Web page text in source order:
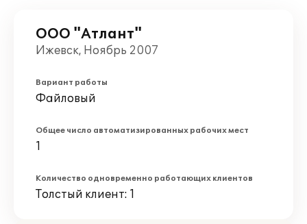
ООО "Атлант"
Ижевск, Ноябрь 2007
Вариант работы
Файловый
Общее число автоматизированных рабочих мест
1
Количество одновременно работающих клиентов
Толстый клиент: 1